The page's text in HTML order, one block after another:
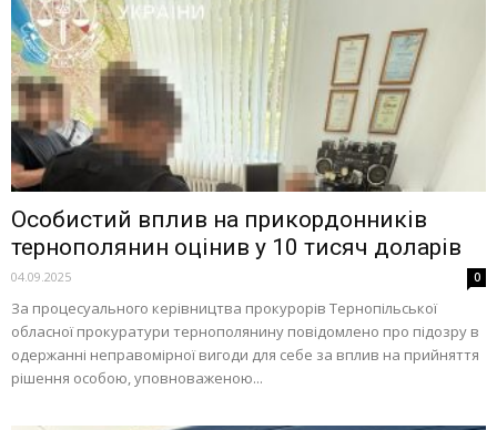
Особистий вплив на прикордонників
тернополянин оцінив у 10 тисяч доларів
04.09.2025 0
За процесуального керівництва прокурорів Тернопільської
обласної прокуратури тернополянину повідомлено про підозру в
одержанні неправомірної вигоди для себе за вплив на прийняття
рішення особою, уповноваженою...